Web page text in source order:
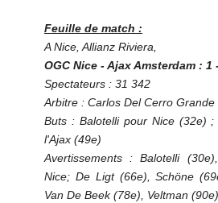
Feuille de match :
A Nice, Allianz Riviera,
OGC Nice - Ajax Amsterdam : 1
Spectateurs : 31 342
Arbitre : Carlos Del Cerro Grande
Buts : Balotelli pour Nice (32e)
l'Ajax (49e)
Avertissements : Balotelli
Nice; De Ligt (66e), Schöne
Van De Beek (78e), Veltman